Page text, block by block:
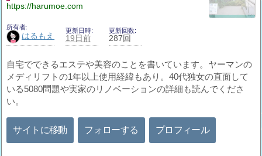
https://harumoe.com
所有者
はるもえ
更新日時
19日前
更新回数
287回
自宅でできるエステや美容のことを書いています。ヤーマンの
メディリフトの1年以上使用経緯もあり。40代独女の直面して
いる5080問題や実家のリノベーションの詳細も読んでくださ
い。
サイトに移動 フォローする プロフィール